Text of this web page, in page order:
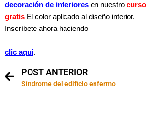
decoración de interiores en nuestro curso
gratis El color aplicado al diseño interior.
Inscríbete ahora haciendo
clic aquí.
POST ANTERIOR
Síndrome del edificio enfermo